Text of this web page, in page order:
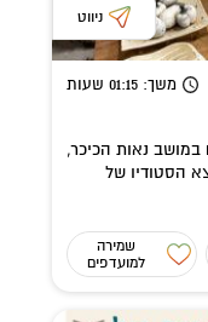
ניווט
משך: 01:15 שעות
נאות הכיכר,
הסטודיו של
שמירה
למועדפים